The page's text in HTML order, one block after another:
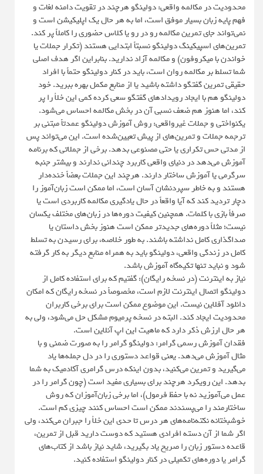
محدودیت در مکالمه واقعی: دولینگو هرچند در تقویت دامنه لغات و
فهم پایه زبان بسیار موفق است، اما به هر حال یک اپلیکیشن است و
نمی‌تواند جای تمرین مکالمه رو در رو یا کلاس حضوری را کاملاً پر کند.
تمرین‌های اسپیکینگ دولینگو نسبتاً ابتدایی هستند (تکرار جملات یا
خواندن با میکروفون) و مکالمه آزاد ندارید. بنابراین اگر هدف اصلی
شما تسلط بر مکالمه روان است، باید در کنار دولینگو حتماً با افراد
حقیقی تمرین گفتگو داشته باشید یا از منابع مکمل بهره ببرید. خود
دولینگو هم با ایجاد رویدادهای گفتگو سعی کرده کمی این خلأ را پر
کند، اما هنوز هم ضعف نسبی آن در بخش مکالمه احساس می‌شود.
یکنواختی و جملات غیرواقعی: روش آموزش دولینگو عمدتاً مبتنی بر
ترجمه جملات و تمرین‌های از پیش تعیین‌شده است. این می‌تواند پس
از مدتی حس تکراری یا حتی مصنوعی بدهد. برخی از جملاتی که برنامه
آموزش می‌دهد در دنیای واقعی کاربرد چندانی ندارند و بیشتر جنبه
سرگرمی یا آموزش ساختار دارند. هرچند این جملات بعضاً خنده‌دار
هستند و به خاطر سپردنشان آسان است، اما ممکن است زبان‌آموز را
دچار تردید کند که آیا واقعاً در حال یادگیری مکالمه کاربردی است یا
صرفاً بازی با کلمات. همچنین کیفیت دوره‌ها در زبان‌های مختلف یکسان
نیست؛ مثلاً دوره‌های جدیدتر ممکن است هنوز بخش داستان یا
صداگذاری کامل نداشته باشند. به طور خلاصه، برای رسیدن به تسلط
کامل در زندگی واقعی، دولینگو باید به همراه منابع دیگر به کار گرفته
شود و نباید تنها تکیه‌گاه آموزش باشد.
نیاز به اینترنت (در نسخه رایگان): گفتیم که برای استفاده کامل از
دولینگو اتصال اینترنت لازم است، مخصوصاً در نسخه رایگان که امکان
دانلود آفلاین نیست. این موضوع ممکن است برای برخی کاربران
محدودیت ایجاد کند. البته در نسخه پرمیوم مشکل حل می‌شود، ولی به
هر حال ارزش ذکر دارد که ماهیت این اپ آنلاین است.
فقدان آموزش رسمی گرامر: دولینگو گرامر را به صورت ضمنی و با
مثال آموزش می‌دهد. یعنی قواعد دستوری را در دل جمله‌ها یاد
می‌گیرید و تمرین می‌کنید، بدون اینکه درس گرامری آکادمیک به شما
بدهد. این رویکرد هرچند برای بسیاری مفید است (چون گرامر را در
عمل می‌آموزید نه با حفظ فرمول)، اما برخی زبان‌آموزان که روش
ساختارمند را می‌پسندند ممکن است احساس کنند چیزی کم است.
خوشبختانه نکته‌نامه‌های هر درس تا حدی این خلأ را جبران می‌کند، ولی
اگر شما از آن دسته افرادی هستید که دوست دارید قبل از تمرین،
قاعده دستور زبان را صریح یاد بگیرید، شاید نیاز باشد از کتاب‌های
گرامر یا دوره‌های تکمیلی در کنار دولینگو استفاده کنید.